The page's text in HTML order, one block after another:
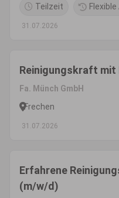
Teilzeit
31.07.2026
Reinigungskraft mit
Fa. Münch GmbH
Frechen
31.07.2026
Erfahrene
(m/w/d)